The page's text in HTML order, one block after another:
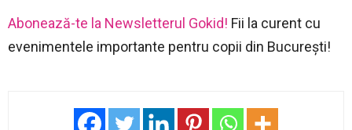
Abonează-te la Newsletterul Gokid! Fii la curent cu
evenimentele importante pentru copii din București!